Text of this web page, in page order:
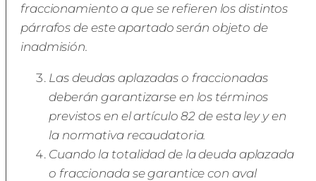
fraccionamiento a que se refieren los distintos
párrafos de este apartado serán objeto de
inadmisión.
Las deudas aplazadas o fraccionadas
deberán garantizarse en los términos
previstos en el artículo 82 de esta ley y en
la normativa recaudatoria.
Cuando la totalidad de la deuda aplazada
o fraccionada se garantice con aval